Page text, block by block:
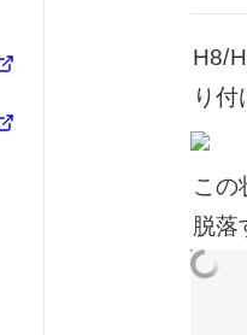
H8/
り
この
脱落